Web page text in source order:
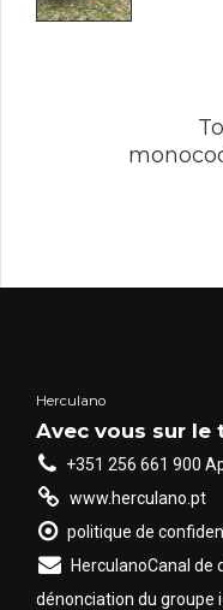
Herculano
Avec vous sur le
+351 256 661 900
www.herculano.pt
politique de
HerculanoCanal de
dénonciation du groupe